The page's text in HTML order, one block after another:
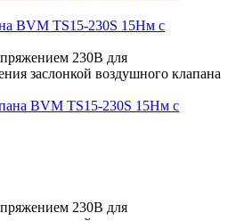
BVM TS15-230S 15Нм с
230В для
заслонкой воздушного клапана
230В для